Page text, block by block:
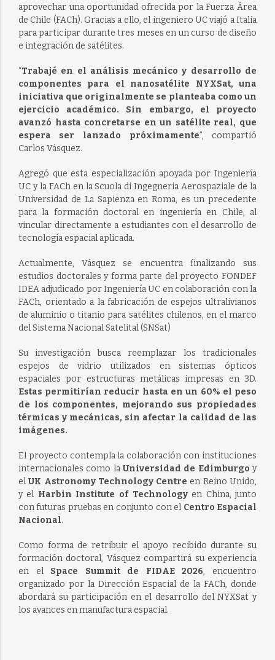
aprovechar una oportunidad ofrecida por la Fuerza Área
de Chile (FACh). Gracias a ello, el ingeniero UC viajó a Italia
para participar durante tres meses en un curso de diseño
e integración de satélites.
“Trabajé en el análisis mecánico y desarrollo de
componentes para el nanosatélite NYXSat, una
iniciativa que originalmente se planteaba como un
ejercicio académico. Sin embargo, el proyecto
avanzó hasta concretarse en un satélite real, que
espera ser lanzado próximamente”, compartió
Carlos Vásquez.
Agregó que esta especialización apoyada por Ingeniería
UC y la FACh en la Scuola di Ingegneria Aerospaziale de la
Universidad de La Sapienza en Roma, es un precedente
para la formación doctoral en ingeniería en Chile, al
vincular directamente a estudiantes con el desarrollo de
tecnología espacial aplicada.
Actualmente, Vásquez se encuentra finalizando sus
estudios doctorales y forma parte del proyecto FONDEF
IDEA adjudicado por Ingeniería UC en colaboración con la
FACh, orientado a la fabricación de espejos ultralivianos
de aluminio o titanio para satélites chilenos, en el marco
del Sistema Nacional Satelital (SNSat)
Su investigación busca reemplazar los tradicionales
espejos de vidrio utilizados en sistemas ópticos
espaciales por estructuras metálicas impresas en 3D.
Estas permitirían reducir hasta en un 60% el peso
de los componentes, mejorando sus propiedades
térmicas y mecánicas, sin afectar la calidad de las
imágenes.
El proyecto contempla la colaboración con instituciones
internacionales como laUniversidad de Edimburgo y
elUK Astronomy Technology Centre en Reino Unido,
y el Harbin Institute of Technologyen China, junto
con futuras pruebas en conjunto con el Centro Espacial
Nacional.
Como forma de retribuir el apoyo recibido durante su
formación doctoral, Vásquez compartirá su experiencia
en el Space Summit de FIDAE 2026, encuentro
organizado por la Dirección Espacial de la FACh, donde
abordará su participación en el desarrollo del NYXSat y
los avances en manufactura espacial.